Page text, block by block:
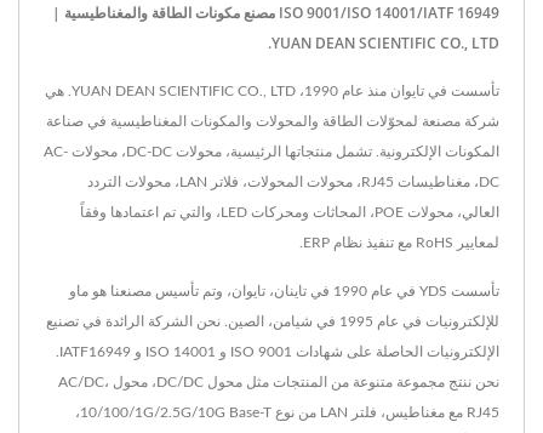
ISO 9001/ISO 14001/IATF 16949 مصنع مكونات الطاقة والمغناطيسية |
YUAN DEAN SCIENTIFIC CO., LTD.
تأسست في تايوان منذ عام 1990، YUAN DEAN SCIENTIFIC CO., LTD. هي
شركة مصنعة لمحوّلات الطاقة والمحولات والمكونات المغناطيسية في صناعة
المكونات الإلكترونية. تشمل منتجاتها الرئيسية، محولات DC-DC، محولات AC-
DC، مغناطيسات RJ45، محولات المحولات، فلاتر LAN، محولات التردد
العالي، محولات POE، المحاثات ومحركات LED، والتي تم اعتمادها وفقاً
لمعايير RoHS مع تنفيذ نظام ERP.
تأسست YDS في عام 1990 في تاينان، تايوان، وتم تأسيس مصنعنا هو ماو
للإلكترونيات في عام 1995 في شيامن، الصين. نحن الشركة الرائدة في تصنيع
نحن ننتج مجموعة متنوعة من المنتجات مثل محول DC/DC، محول AC/DC،
RJ45 مع مغناطيس، فلتر LAN من نوع 10/100/1G/2.5G/10G Base-T،